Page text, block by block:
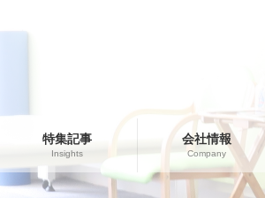
特集記事
Insights
会社情報
Company